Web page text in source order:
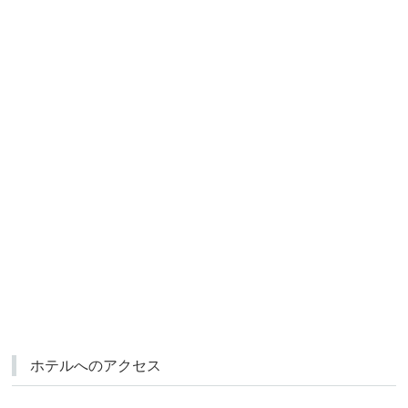
ホテルへのアクセス